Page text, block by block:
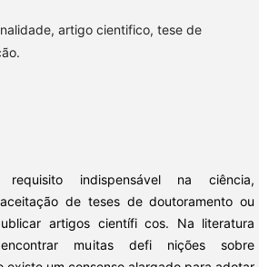
artigo cientifico, tese de
indispensável na ciência,
de teses de doutoramento ou
artigos científi cos. Na literatura
muitas defi nições sobre